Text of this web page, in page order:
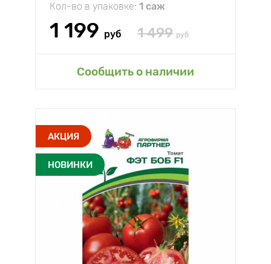
Кол-во в упаковке: 1 саж
1 199 руб 1 499 руб
Сообщить о наличии
АКЦИЯ
НОВИНКИ